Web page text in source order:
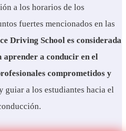
a los horarios de los
fuertes mencionados en las
Driving School es considerada
aprender a conducir en el
comprometidos y
guiar a los estudiantes hacia el